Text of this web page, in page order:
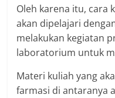
Oleh karena itu, cara
akan dipelajari
melakukan kegiatan
laboratorium untuk
Materi kuliah yang
farmasi di antaranya